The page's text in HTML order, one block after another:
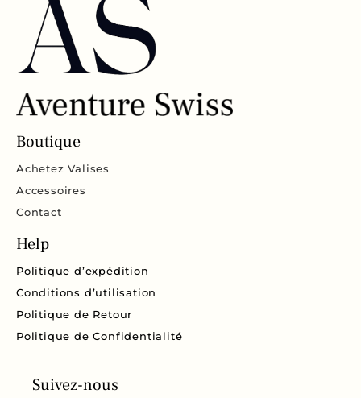
Boutique
Achetez Valises
Accessoires
Contact
Help
Politique d’expédition
Conditions d’utilisation
Politique de Retour
Politique de Confidentialité
Suivez-nous